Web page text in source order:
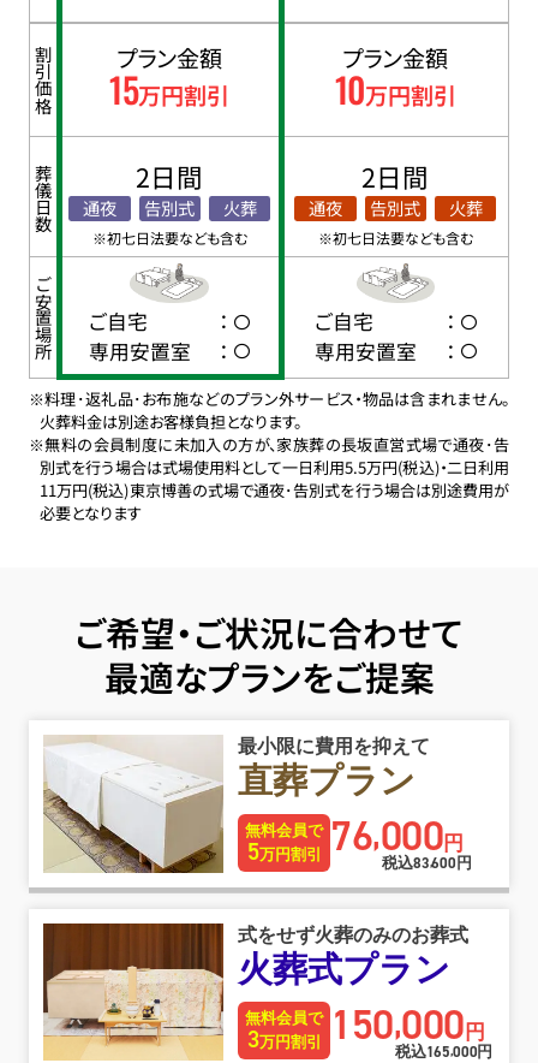
割引価格
葬儀日数
ご安置場所
プラン金額
15万円割引
2日間
通夜 告別式 火葬
※初七日法要なども含む
ご自宅
：
専用安置室
：
プラン金額
10万円割引
2日間
通夜 告別式 火葬
※初七日法要なども含む
ご自宅
：
専用安置室
：
※料理･返礼品･お布施などのプラン外サービス・物品は含まれません。
火葬料金は別途お客様負担となります。
※無料の会員制度に未加入の方が、家族葬の長坂直営式場で通夜･告
別式を行う場合は式場使用料として一日利用5.5万円(税込)・二日利用
11万円(税込)東京博善の式場で通夜･告別式を行う場合は別途費用が
必要となります
ご希望・ご状況に合わせて
最適なプランをご提案
最小限に費用を抑えて
直葬プラン
無料会員で
5万円割引 76,000円
税込83,600 円
式をせず火葬のみのお葬式
火葬式プラン
無料会員で
3万円割引 150,000 円
税込165,000円